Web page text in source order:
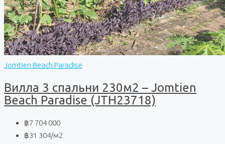
Jomtien Beach Paradise
Вилла 3 спальни 230м2 – Jomtien
Beach Paradise (JTH23718)
฿7 704 000
฿31 304/м2